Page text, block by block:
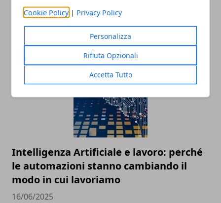
Cookie Policy | Privacy Policy
Personalizza
Rifiuta Opzionali
Accetta Tutto
Tecnologia e innovazione sociale: un
rapporto in crescita
18/07/2025
Intelligenza Artificiale e lavoro: perché
le automazioni stanno cambiando il
modo in cui lavoriamo
16/06/2025